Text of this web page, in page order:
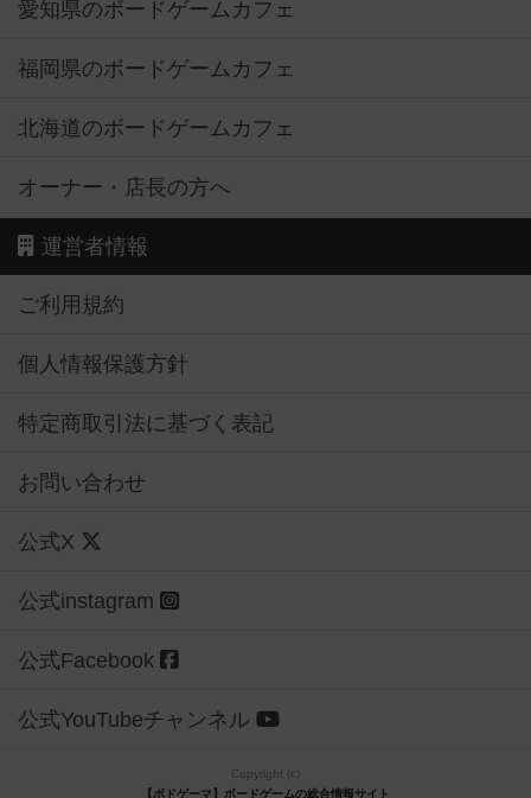
愛知県のボードゲームカフェ
福岡県のボードゲームカフェ
北海道のボードゲームカフェ
オーナー・店長の方へ
運営者情報
ご利用規約
個人情報保護方針
特定商取引法に基づく表記
お問い合わせ
公式X
公式instagram
公式Facebook
公式YouTubeチャンネル
Copyright (c)
【ボドゲーマ】ボードゲームの総合情報サイト